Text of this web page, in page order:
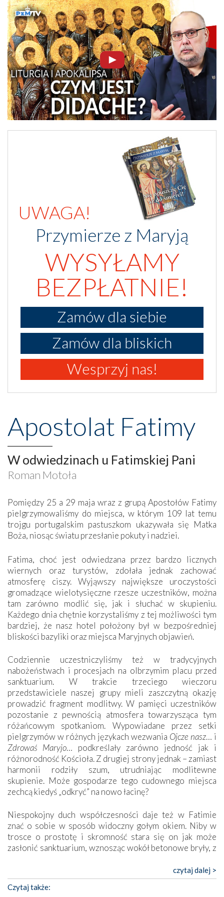
UWAGA!
Przymierze z Maryją
WYSYŁAMY
BEZPŁATNIE!
Zamów dla siebie
Zamów dla bliskich
Wesprzyj nas!
Apostolat Fatimy
W odwiedzinach u Fatimskiej Pani
Roman Motoła
Pomiędzy 25 a 29 maja wraz z grupą Apostołów Fatimy
pielgrzymowaliśmy do miejsca, w którym 109 lat temu
trojgu portugalskim pastuszkom ukazywała się Matka
Boża, niosąc światu przesłanie pokuty i nadziei.
Fatima, choć jest odwiedzana przez bardzo licznych
wiernych oraz turystów, zdołała jednak zachować
atmosferę ciszy. Wyjąwszy największe uroczystości
gromadzące wielotysięczne rzesze uczestników, można
tam zarówno modlić się, jak i słuchać w skupieniu.
Każdego dnia chętnie korzystaliśmy z tej możliwości tym
bardziej, że nasz hotel położony był w bezpośredniej
bliskości bazyliki oraz miejsca Maryjnych objawień.
Codziennie uczestniczyliśmy też w tradycyjnych
nabożeństwach i procesjach na olbrzymim placu przed
sanktuarium. W trakcie trzeciego wieczoru
przedstawiciele naszej grupy mieli zaszczytną okazję
prowadzić fragment modlitwy. W pamięci uczestników
pozostanie z pewnością atmosfera towarzysząca tym
różańcowym spotkaniom. Wypowiadane przez setki
pielgrzymów w różnych językach wezwania Ojcze nasz… i
Zdrowaś Maryjo… podkreślały zarówno jedność jak i
różnorodność Kościoła. Z drugiej strony jednak – zamiast
harmonii rodziły szum, utrudniając modlitewne
skupienie. Może gospodarze tego cudownego miejsca
zechcą kiedyś „odkryć” na nowo łacinę?
Niespokojny duch współczesności daje też w Fatimie
znać o sobie w sposób widoczny gołym okiem. Niby w
trosce o prostotę i skromność stara się on jak może
zasłonić sanktuarium, wznosząc wokół betonowe bryły, z
katolickiego kultu. Tylko co wspólnego z żywą,
autentyczną wiarą mogą mieć płaskie, szare bunkry albo
kaplice, w których Tabernakulum przypomina bardziej
czytaj dalej >
Czytaj także: